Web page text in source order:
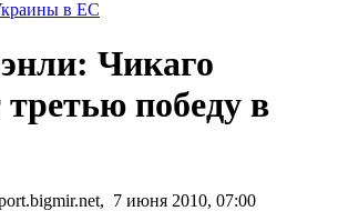
в ЕС
Чикаго
победу в
7 июня 2010, 07:00